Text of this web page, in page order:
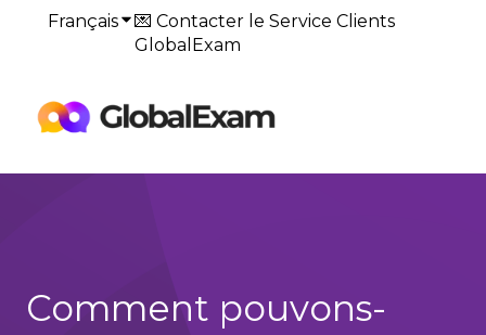
FrançaisAfficher le sous-menu pour les
💌 Contacter le Service Clients
GlobalExam
Comment pouvons-